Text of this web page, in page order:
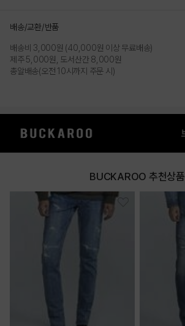
배송/교환/반품
배송비 3,000원 (40,000원 이상 무료배송)
제주 5,000원, 도서산간 8,000원
총알배송(오전 10시까지 주문 시)
BUCKAROO 추천상품